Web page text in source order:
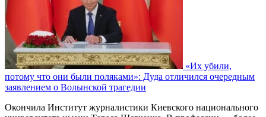
«Их убили,
потому что они были поляками»: Дуда отличился очередным
заявлением о Волынской трагедии
Окончила Институт журналистики Киевского национального